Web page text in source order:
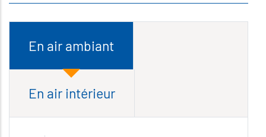
En air ambiant
En air intérieur